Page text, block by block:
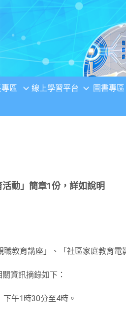
區 線上學習平台 圖書專區
動」簡章1份，詳如說明
教育講座」、「社區家庭教育
資訊摘錄如下：
午1時30分至4時。